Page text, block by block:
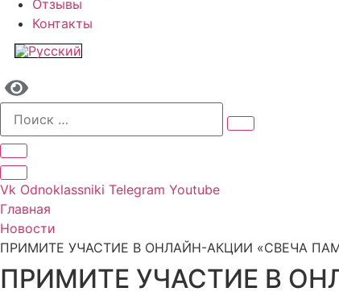
Отзывы
Контакты
Vk Odnoklassniki Telegram Youtube
Главная
Новости
ПРИМИТЕ УЧАСТИЕ В ОНЛАЙН-АКЦИИ «СВЕЧА
ПРИМИТЕ УЧАСТИЕ В